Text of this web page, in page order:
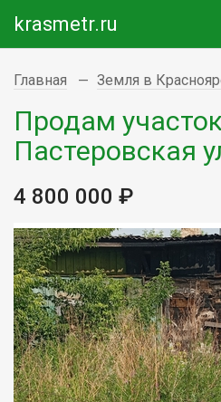
krasmetr.ru
Главная Земля в
Продам
Пастеровская
4 800 000 ₽